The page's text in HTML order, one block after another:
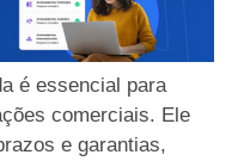
é essencial para
comerciais. Ele
e garantias,